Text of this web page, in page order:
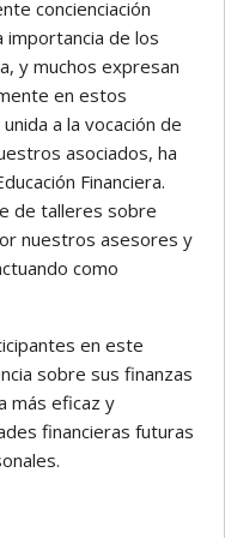
concienciación
de los
y muchos expresan
en estos
a la vocación de
asociados, ha
Financiera.
de talleres sobre
nuestros asesores y
como
en este
sobre sus finanzas
más eficaz y
financieras futuras